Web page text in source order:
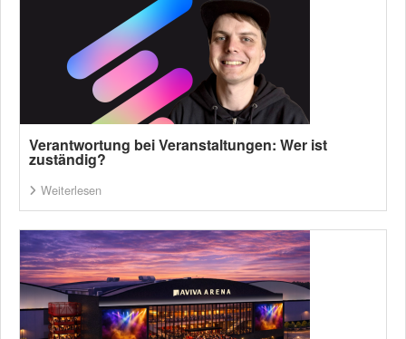
Verantwortung bei Veranstaltungen: Wer ist
zuständig?
Weiterlesen